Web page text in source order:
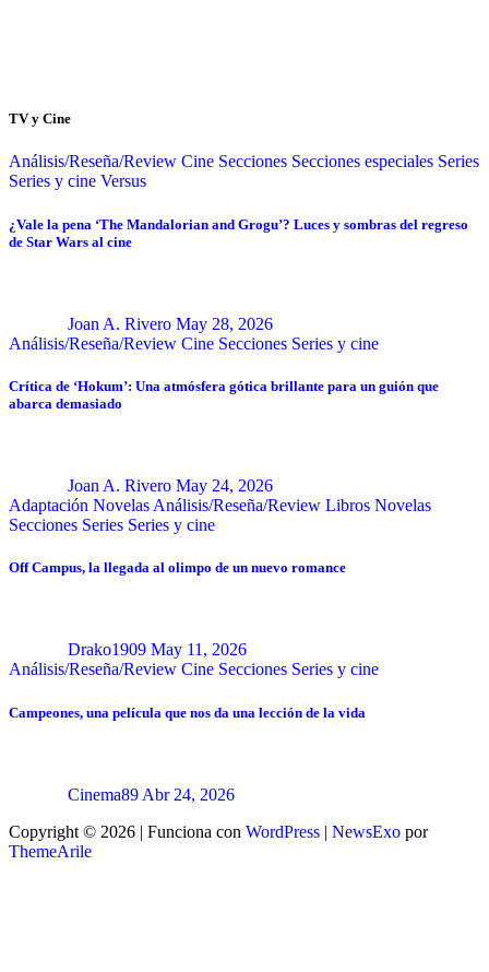
TV y Cine
Análisis/Reseña/Review Cine Secciones Secciones especiales Series
Series y cine Versus
¿Vale la pena ‘The Mandalorian and Grogu’? Luces y sombras del regreso
de Star Wars al cine
Joan A. Rivero May 28, 2026
Análisis/Reseña/Review Cine Secciones Series y cine
Crítica de ‘Hokum’: Una atmósfera gótica brillante para un guión que
abarca demasiado
Joan A. Rivero May 24, 2026
Adaptación Novelas Análisis/Reseña/Review Libros Novelas
Secciones Series Series y cine
Off Campus, la llegada al olimpo de un nuevo romance
Drako1909 May 11, 2026
Análisis/Reseña/Review Cine Secciones Series y cine
Campeones, una película que nos da una lección de la vida
Cinema89 Abr 24, 2026
Copyright © 2026 | Funciona con WordPress | NewsExo por
ThemeArile